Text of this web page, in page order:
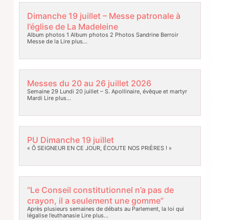
Dimanche 19 juillet – Messe patronale à
l’église de La Madeleine
Album photos 1 Album photos 2 Photos Sandrine Berroir
Messe de laLire plus…
Messes du 20 au 26 juillet 2026
Semaine 29 Lundi 20 juillet – S. Apollinaire, évêque et martyr
Mardi Lire plus…
PU Dimanche 19 juillet
« Ô SEIGNEUR EN CE JOUR, ÉCOUTE NOS PRIÈRES ! »
“Le Conseil constitutionnel n’a pas de
crayon, il a seulement une gomme”
Après plusieurs semaines de débats au Parlement, la loi qui
légalise l’euthanasieLire plus…